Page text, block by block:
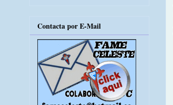
Contacta por E-Mail